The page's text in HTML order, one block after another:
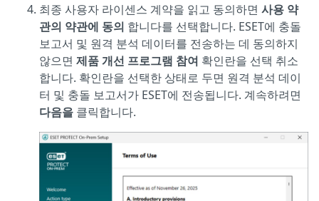
최종 사용자 라이센스 계약을 읽고 동의하면 사용 약
관의 약관에 동의 합니다를 선택합니다. ESET에 충돌
보고서 및 원격 분석 데이터를 전송하는 데 동의하지
않으면 제품 개선 프로그램 참여 확인란을 선택 취소
합니다. 확인란을 선택한 상태로 두면 원격 분석 데이
터 및 충돌 보고서가 ESET에 전송됩니다. 계속하려면
다음을 클릭합니다.